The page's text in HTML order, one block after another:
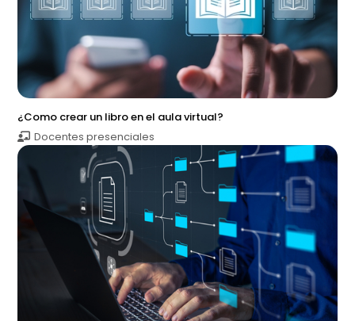
¿Como crear un libro en el aula virtual?
Docentes presenciales